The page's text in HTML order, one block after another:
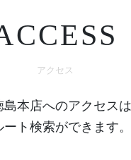
アクセス
本店へのアクセス
ート検索ができます。